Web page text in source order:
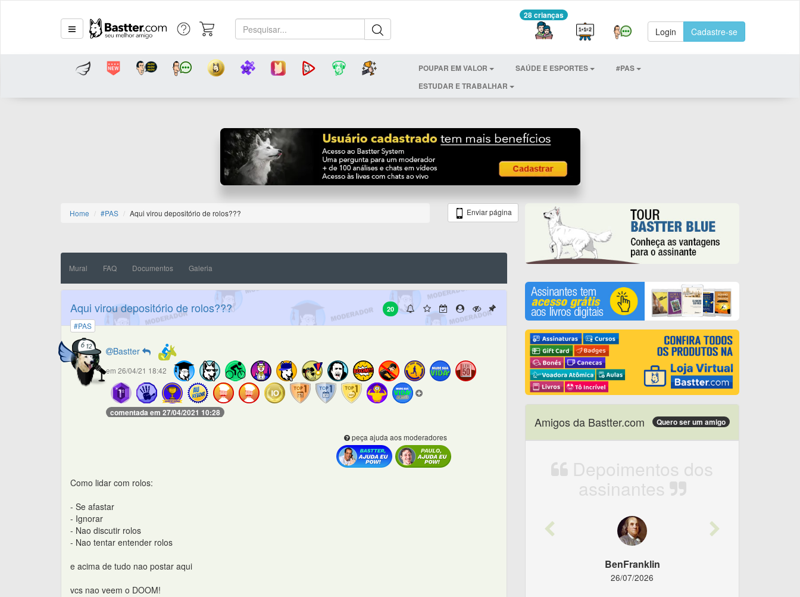
28 crianças
Login Cadastre-se
POUPAR EM VALOR SAÚDE E ESPORTES
#PAS
ESTUDAR E TRABALHAR
Home #PAS Aqui virou depositório de rolos??? Enviar página
Mural FAQ Documentos Galeria
20
Aqui virou depositório de rolos???
#PAS
Bastter
em 26/04/21 18:42
comentada em 27/04/2021 10:28
peça ajuda aos moderadores
Como lidar com rolos:
- Se afastar
- Ignorar
- Nao discutir rolos
- Nao tentar entender rolos
e acima de tudo nao postar aqui
vcs nao veem o DOOM!
Amigos da Bastter.com Quero ser um amigo
Depoimentos dos
assinantes
Previous
BenFranklin
26/07/2026